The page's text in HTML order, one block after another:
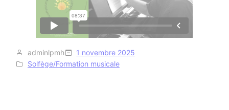
adminlpmh
1 novembre 2025
Solfège/Formation musicale